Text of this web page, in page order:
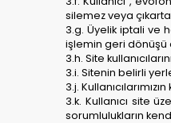
silemez veya
3.g. Üyelik iptali ve
işlemin geri dönüşü
3.h. Site
3.i. Sitenin belirli
3.j.
3.k. Kullanıcı site
sorumlulukların